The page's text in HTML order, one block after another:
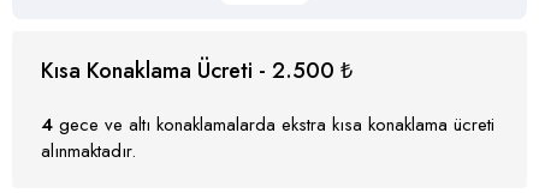
Kısa Konaklama Ücreti - 2.500 ₺
4 gece ve altı konaklamalarda ekstra kısa konaklama ücreti
alınmaktadır.